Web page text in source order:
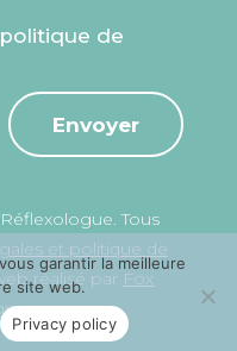
de
Envoyer
Tous
et politique de
réalisé par Fox
.
garantir la meilleure
site web.
Privacy policy